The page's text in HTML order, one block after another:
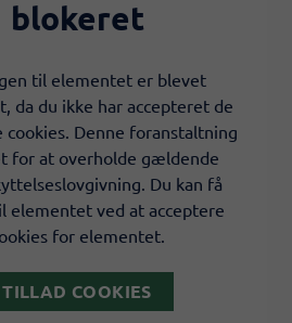
blokeret
til elementet er blevet
da du ikke har accepteret de
Denne foranstaltning
for at overholde gældende
Du kan få
elementet ved at acceptere
for elementet.
TILLAD COOKIES